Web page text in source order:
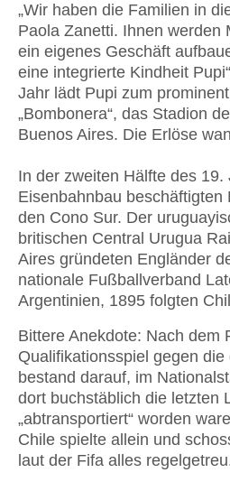
„Wir haben die Familien in
Paola Zanetti. Ihnen werden
ein eigenes Geschäft
eine integrierte Kindheit
Jahr lädt Pupi zum
„Bombonera“, das Stadion
Buenos Aires. Die Erlöse
In der zweiten Hälfte des
Eisenbahnbau
den Cono Sur. Der
britischen Central Urugua
Aires gründeten Engländer
nationale Fußballverband
Argentinien, 1895 folgten
Bittere Anekdote: Nach dem
Qualifikationsspiel gegen
bestand darauf, im
dort buchstäblich die letzten
„abtransportiert“ worden
Chile spielte allein und
laut der Fifa alles